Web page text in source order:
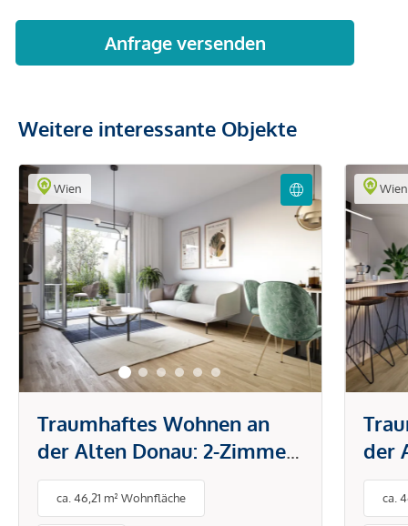
Weitere interessante Objekte
Wien
Traumhaftes Wohnen an
der Alten Donau: 2-Zimmer-
Traum mit Balkon in
optimaler Lage
ca. 46,21 m² Wohnfläche
Wien
der
ca.